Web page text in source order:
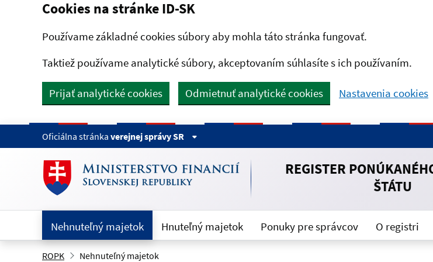
Preskočiť na hlavný obsah
Cookies na stránke ID-SK
Používame základné cookies súbory aby mohla táto stránka fungovať.
Taktiež používame analytické súbory, akceptovaním súhlasíte s ich používaním.
Prijať analytické cookies Odmietnuť analytické cookies Nastavenia cookies
Oficiálna stránka verejnej správy SR
REGISTER
ŠTÁTU
Nehnuteľný majetok Hnuteľný majetok Ponuky pre správcov O registri
ROPK Nehnuteľný majetok